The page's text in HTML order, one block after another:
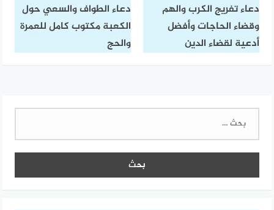
دعاء تفريج الكرب والهم
وقضاء الحاجات وأفضل
أدعية لقضاء الدين
دعاء الطواف والسعي حول
الكعبة مكتوب كامل للعمرة
والحج
البحث